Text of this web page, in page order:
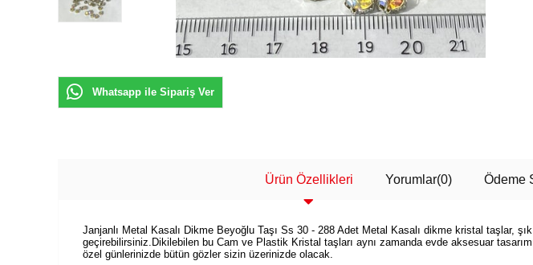
Whatsapp ile Sipariş Ver
Ürün Özellikleri Yorumlar(0) Ödeme
Janjanlı Metal Kasalı Dikme Beyoğlu Taşı Ss 30 - 288 Adet Metal Kasalı dikme kristal taşlar,
geçirebilirsiniz.Dikilebilen bu Cam ve Plastik Kristal taşları aynı zamanda evde aksesuar
özel günlerinizde bütün gözler sizin üzerinizde olacak.